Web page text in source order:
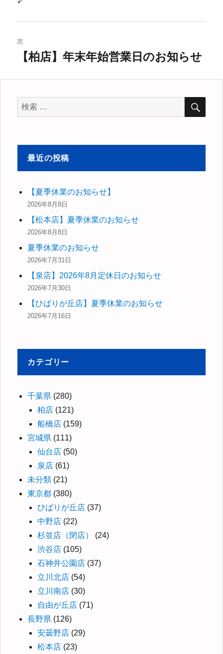
ビ
ゲ
ー
ョ
稿:
次
稿:
【柏店】年末年始営業日のお知らせ
検
索
象:
検
最近の投稿
【夏季休業のお知らせ】
2026年8月8日
【松本店】夏季休業のお知らせ
2026年8月8日
夏季休業のお知らせ
2026年7月31日
【泉店】2026年8月定休日のお知らせ
2026年7月30日
【ひばりが丘店】夏季休業のお知らせ
2026年7月16日
カテゴリー
千葉県 (280)
柏店 (121)
船橋店 (159)
宮城県 (111)
仙台店 (50)
泉店 (61)
未分類 (21)
東京都 (380)
ひばりが丘店 (37)
中野店 (22)
杉並店（閉店）
(24)
渋谷店 (105)
石神井公園店 (37)
立川北店 (54)
立川南店 (30)
自由が丘店 (71)
長野県 (126)
安曇野店 (29)
松本店 (23)